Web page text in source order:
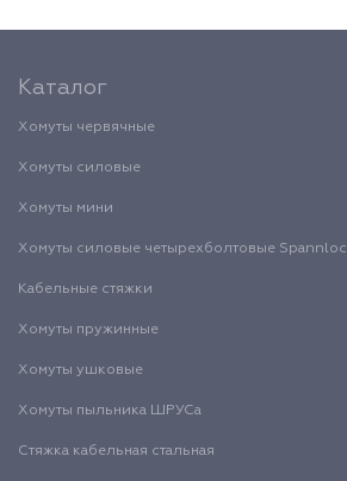
Каталог
Хомуты червячные
Хомуты силовые
Хомуты мини
Хомуты силовые четырехболтовые Spannloc
Кабельные стяжки
Хомуты пружинные
Хомуты ушковые
Хомуты пыльника ШРУСа
Стяжка кабельная стальная